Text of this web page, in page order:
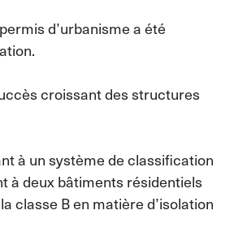
d’urbanisme a été
croissant des structures
à un système de classification
à deux bâtiments résidentiels
classe B en matière d’isolation